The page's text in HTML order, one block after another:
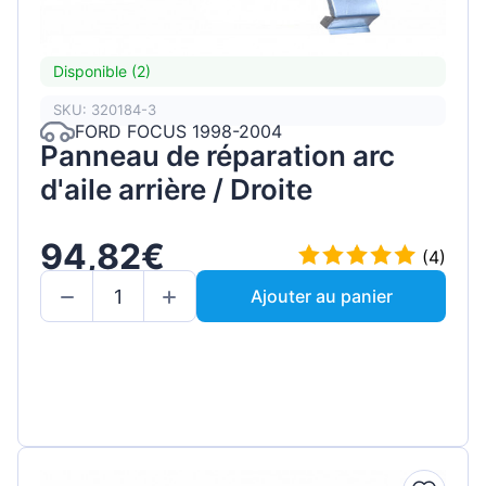
Disponible (2)
SKU: 320184-3
FORD FOCUS 1998-2004
Panneau de réparation arc
d'aile arrière / Droite
94,82€
(4)
Ajouter au panier